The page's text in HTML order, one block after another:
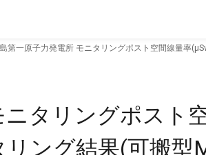
第一原子力発電所 モニタリングポスト空間線量率
タリングポスト
ング結果(可搬型